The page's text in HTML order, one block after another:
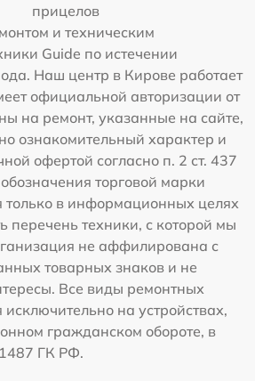
прицелов
и техническим
Guide по истечении
Наш центр в Кирове работает
официальной авторизации от
на ремонт, указанные на сайте,
ознакомительный характер и
офертой согласно п. 2 ст. 437
торговой марки
только в информационных целях
перечень техники, с которой мы
не аффилирована с
товарных знаков и не
Все виды ремонтных
на устройствах,
гражданском обороте, в
1487 ГК РФ.